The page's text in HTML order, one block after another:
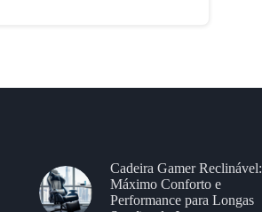
Cadeira Gamer Reclinável:
Máximo Conforto e
Performance para Longas